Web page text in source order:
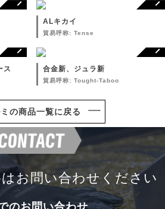
ALキカイ
貿易呼称: Tense
ス 合金新、ジュラ新
貿易呼称: Tought-Taboo
の商品一覧に戻る
お問い合わせください